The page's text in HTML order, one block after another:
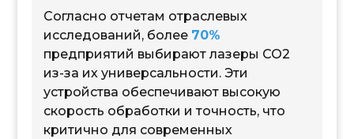
Согласно отчетам отраслевых
исследований, более 70%
предприятий выбирают лазеры CO2
из-за их универсальности. Эти
устройства обеспечивают высокую
скорость обработки и точность, что
критично для современных